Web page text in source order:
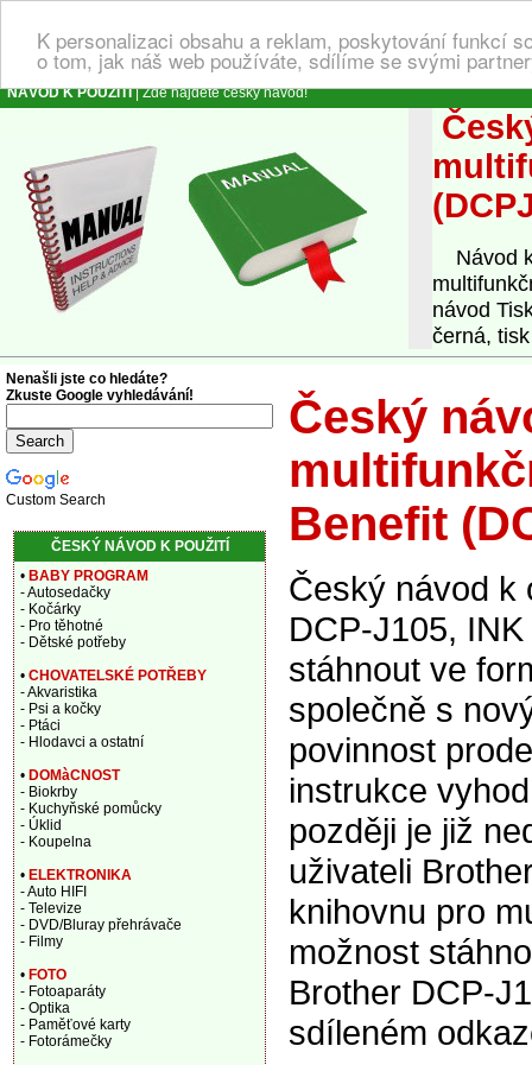
K personalizaci obsahu a reklam, poskytování funkcí
o tom, jak náš web používáte, sdílíme se svými
NÁVOD K POUŽITÍ| Zde najdete český návod!
Návod k
návod
černá, tisk
Český
Benefit
Český návod k
DCP-J105,
stáhnout ve
společně s
povinnost
instrukce
později je již
uživateli
knihovnu pro
možnost
Brother DCP-
sdíleném
Nenašli jste co hledáte?
Zkuste Google vyhledávání!
Custom Search
ČESKÝ NÁVOD K POUŽITÍ
• BABY PROGRAM
- Autosedačky
- Kočárky
- Pro těhotné
- Dětské potřeby
• CHOVATELSKÉ POTŘEBY
- Akvaristika
- Psi a kočky
- Ptáci
- Hlodavci a ostatní
• DOMàCNOST
- Biokrby
- Kuchyňské pomůcky
- Úklid
- Koupelna
• ELEKTRONIKA
- Auto HIFI
- Televize
- DVD/Bluray přehrávače
- Filmy
• FOTO
- Fotoaparáty
- Optika
- Paměťové karty
- Fotorámečky